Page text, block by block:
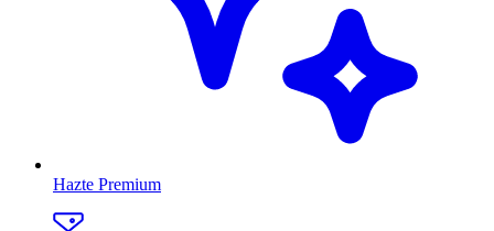
Hazte Premium